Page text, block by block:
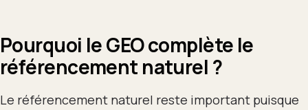
Pourquoi le GEO complète le
référencement naturel ?
Le référencement naturel reste important puisque